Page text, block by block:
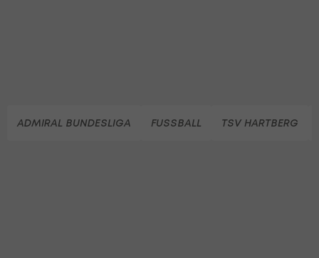
ADMIRAL BUNDESLIGA FUSSBALL TSV HARTBERG